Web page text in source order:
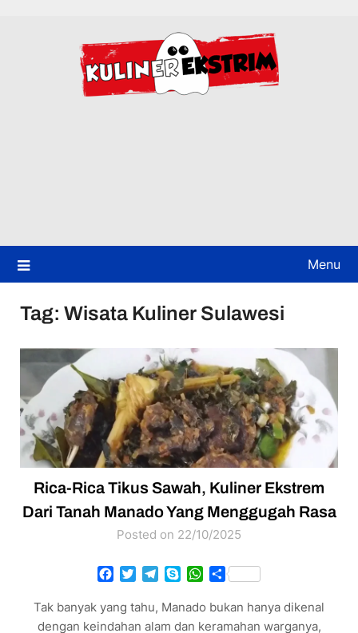
Menu
Tag: Wisata Kuliner Sulawesi
Rica-Rica Tikus Sawah, Kuliner Ekstrem
Dari Tanah Manado Yang Menggugah Rasa
Posted on 22/10/2025
Facebook
TwitterTelegram
SkypeWhatsApp
Share
Tak banyak yang tahu, Manado bukan hanya dikenal
dengan keindahan alam dan keramahan warganya,